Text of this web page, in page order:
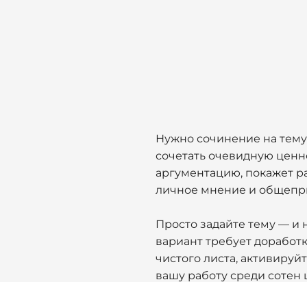
Нужно сочинение на
сочетать очевидную
аргументацию, покажет
личное мнение и
Просто задайте тему — и
вариант требует
чистого листа,
вашу работу среди сотен